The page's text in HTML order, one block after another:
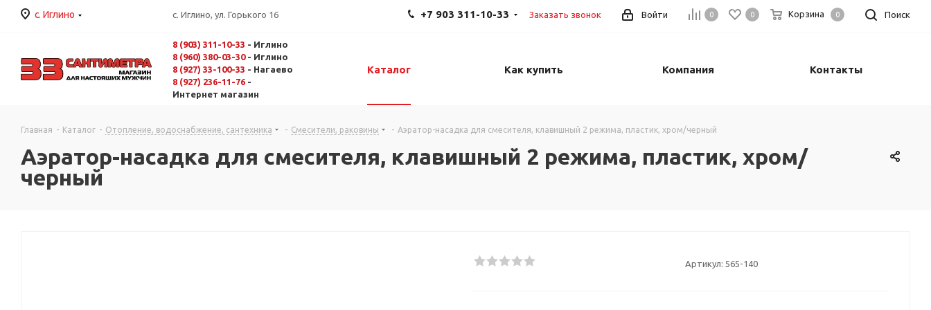
с. Иглино с. Иглино, ул. Горького 16 Поиск
0 0 Корзина 0
Войти
+7 903 311-10-33 Заказать звонок
8 (903) 311-10-33 - Иглино
8 (960) 380-03-30- Иглино
8 (927) 33-100-33 - Нагаево
8 (927) 236-11-76 -
Интернет магазин
Каталог Как купить Компания Контакты
Главная - Каталог - Отопление, водоснабжение, сантехника - Смесители, раковины - Аэратор-насадка для смесителя, клавишный 2 режима, пластик, хром/черный
Аэратор-насадка для смесителя, клавишный 2 режима, пластик, хром/
черный
Артикул: 565-140